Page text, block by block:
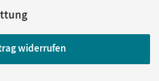
widerrufen